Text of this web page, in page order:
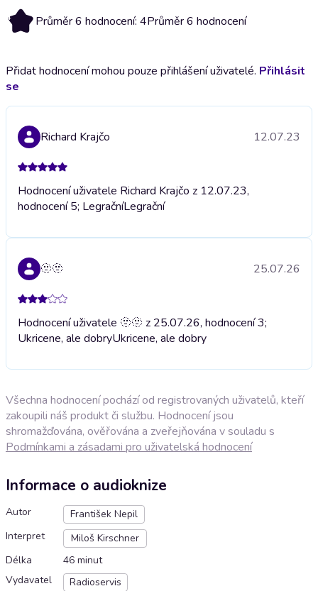
4 Průměr 6 hodnocení: 4Průměr 6 hodnocení
Přidat hodnocení mohou pouze přihlášení uživatelé. Přihlásit
se
Richard Krajčo 12.07.23
Hodnocení uživatele Richard Krajčo z 12.07.23,
hodnocení 5; LegračníLegrační
🫥🫥 25.07.26
Hodnocení uživatele 🫥🫥 z 25.07.26, hodnocení 3;
Ukricene, ale dobryUkricene, ale dobry
Všechna hodnocení pochází od registrovaných uživatelů, kteří
zakoupili náš produkt či službu. Hodnocení jsou
shromažďována, ověřována a zveřejňována v souladu s
Podmínkami a zásadami pro uživatelská hodnocení
Informace o audioknize
Autor
František Nepil
Interpret
Miloš Kirschner
Délka
46 minut
Vydavatel
Radioservis